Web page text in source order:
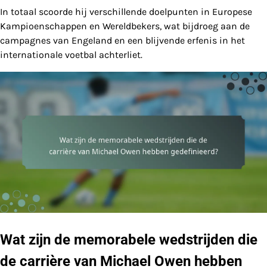
In totaal scoorde hij verschillende doelpunten in Europese
Kampioenschappen en Wereldbekers, wat bijdroeg aan de
campagnes van Engeland en een blijvende erfenis in het
internationale voetbal achterliet.
Wat zijn de memorabele wedstrijden die
de carrière van Michael Owen hebben